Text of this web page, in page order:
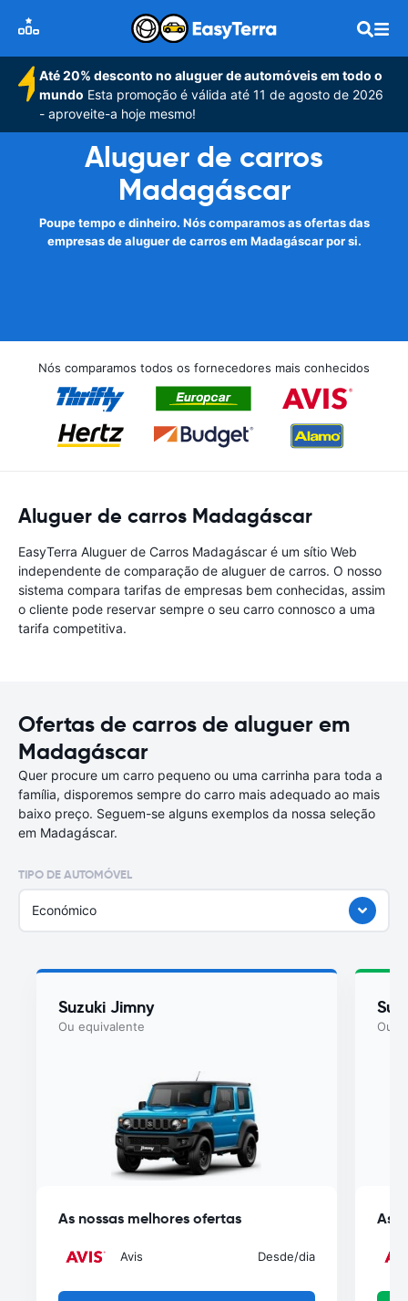
Até 20% desconto no aluguer de automóveis em todo o
mundo Esta promoção é válida até 11 de agosto de 2026
- aproveite-a hoje mesmo!
Aluguer de carros
Madagáscar
Poupe tempo e dinheiro. Nós comparamos as ofertas das
empresas de aluguer de carros em Madagáscar por si.
Nós comparamos todos os fornecedores mais conhecidos
Aluguer de carros Madagáscar
EasyTerra Aluguer de Carros Madagáscar é um sítio Web
independente de comparação de aluguer de carros. O nosso
sistema compara tarifas de empresas bem conhecidas, assim
o cliente pode reservar sempre o seu carro connosco a uma
tarifa competitiva.
Ofertas de carros de aluguer em
Madagáscar
Quer procure um carro pequeno ou uma carrinha para toda a
família, disporemos sempre do carro mais adequado ao mais
baixo preço. Seguem-se alguns exemplos da nossa seleção
em Madagáscar.
TIPO DE AUTOMÓVEL
Económico
Suzuki Jimny
Ou equivalente
As nossas melhores ofertas
Avis Desde/dia
Ou
As